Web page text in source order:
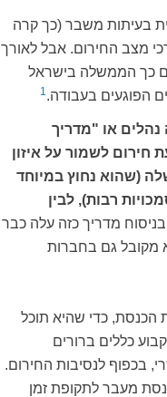
בעיתות משבר (כך קרה
מצב החירום. אבל לאורך
כך הממשלה בישראל
הפוגעים בעבודה. 1
או "מדריך
לשמור על איזון
(שהוא נחוץ במיוחד
רבות), לבין
מדריך כזה עלה כבר
מקובל גם בחברות
הכנסת, כדי שהיא תוכל
כללים ברורים
בכפוף לנסיבות החירום.
מעבר לתקופת זמן